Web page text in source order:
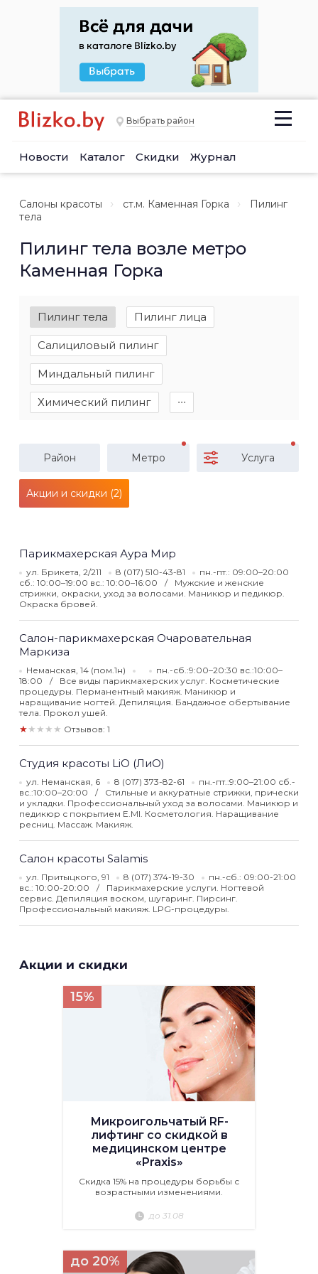
Выбрать район
Новости Каталог Скидки Журнал
Салоны красоты ст.м. Каменная Горка
Пилинг
тела
Пилинг тела возле метро
Каменная Горка
Пилинг тела Пилинг лица
Салициловый пилинг
Миндальный пилинг
Химический пилинг ∙∙∙
Район Метро Услуга
Акции и скидки (2)
Парикмахерская Аура Мир
ул. Брикета, 2/211 8 (017) 510-43-81
пн.-пт.: 09:00–20:00
сб.: 10:00–19:00 вс.: 10:00–16:00
Мужские и женские
стрижки, окраски, уход за волосами. Маникюр и педикюр.
Окраска бровей.
Салон-парикмахерская Очаровательная
Маркиза
Неманская, 14 (пом.1н)
пн.-сб.:9:00–20:30 вс.:10:00–
18:00
Все виды парикмахерских услуг. Косметические
процедуры. Перманентный макияж. Маникюр и
наращивание ногтей. Депиляция. Бандажное обертывание
тела. Прокол ушей.
★★★★★ Отзывов: 1
Студия красоты LiO (ЛиО)
ул. Неманская, 6 8 (017) 373-82-61
пн.-пт.:9:00–21:00 сб.-
вс.:10:00–20:00
Стильные и аккуратные стрижки, прически
и укладки. Профессиональный уход за волосами. Маникюр и
педикюр с покрытием E.MI. Косметология. Наращивание
ресниц. Массаж. Макияж.
Салон красоты Salamis
ул. Притыцкого, 91 8 (017) 374-19-30
пн.-сб.: 09:00-21:00
вс.: 10:00-20:00
Парикмахерские услуги. Ногтевой
сервис. Депиляция воском, шугаринг. Пирсинг.
Профессиональный макияж. LPG-процедуры.
Акции и скидки
15%
Микроигольчатый RF-
лифтинг со скидкой в
медицинском центре
«Praxis»
Скидка 15% на процедуры борьбы с
возрастными изменениями.
до 31.08
до 20%